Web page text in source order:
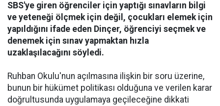
SBS'ye giren öğrenciler için yaptığı sınavların bilgi
ve yeteneği ölçmek için değil, çocukları elemek için
yapıldığını ifade eden Dinçer, öğrenciyi seçmek ve
denemek için sınav yapmaktan hızla
uzaklaşılacağını söyledi.
Ruhban Okulu'nun açılmasına ilişkin bir soru üzerine,
bunun bir hükümet politikası olduğuna ve verilen karar
doğrultusunda uygulamaya geçileceğine dikkati